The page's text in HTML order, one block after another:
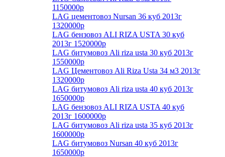
1150000р
LAG цементовоз Nursan 36 куб 2013г
1320000р
LAG бензовоз ALI RIZA USTA 30 куб
2013г 1520000р
LAG битумовоз Ali riza usta 30 куб 2013г
1550000р
LAG Цементовоз Ali Riza Usta 34 м3 2013г
1320000р
LAG битумовоз Ali riza usta 40 куб 2013г
1650000р
LAG бензовоз ALI RIZA USTA 40 куб
2013г 1600000р
LAG битумовоз Ali riza usta 35 куб 2013г
1600000р
LAG битумовоз Nursan 40 куб 2013г
1650000р